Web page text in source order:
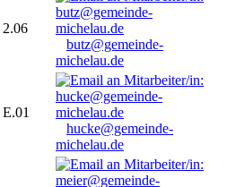
2.06
butz@gemeinde-
michelau.de
E.01
hucke@gemeinde-
michelau.de